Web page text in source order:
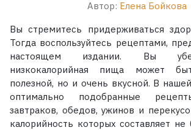
Автор: Елена Бойкова
Вы стремитесь придерживаться
Тогда воспользуйтесь рецептами,
настоящем издании. Вы
низкокалорийная пища может
полезной, но и очень вкусной. В
оптимально подобранные
завтраков, обедов, ужинов и
калорийность которых составляет не